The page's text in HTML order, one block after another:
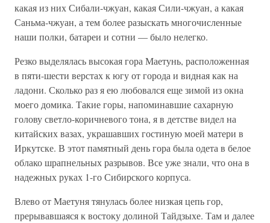
какая из них Сибали-чжуан, какая Сили-чжуан, а какая
Саньма-чжуан, а тем более разыскать многочисленные
наши полки, батареи и сотни — было нелегко.
Резко выделялась высокая гора Маетунь, расположенная
в пяти-шести верстах к югу от города и видная как на
ладони. Сколько раз я ею любовался еще зимой из окна
моего домика. Такие горы, напоминавшие сахарную
голову светло-коричневого тона, я в детстве видел на
китайских вазах, украшавших гостиную моей матери в
Иркутске. В этот памятный день гора была одета в белое
облако шрапнельных разрывов. Все уже знали, что она в
надежных руках 1-го Сибирского корпуса.
Влево от Маетуня тянулась более низкая цепь гор,
прерывавшаяся к востоку долиной Тайдзыхе. Там и далее